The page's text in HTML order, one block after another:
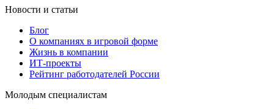
Новости и статьи
Блог
О компаниях в игровой форме
Жизнь в компании
ИТ-проекты
Рейтинг работодателей России
Молодым специалистам